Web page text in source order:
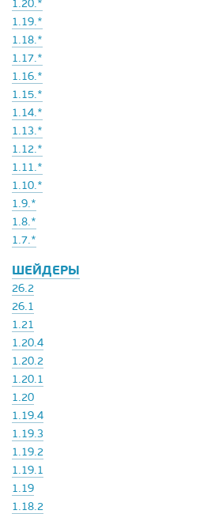
1.20.*
1.19.*
1.18.*
1.17.*
1.16.*
1.15.*
1.14.*
1.13.*
1.12.*
1.11.*
1.10.*
1.9.*
1.8.*
1.7.*
ШЕЙДЕРЫ
26.2
26.1
1.21
1.20.4
1.20.2
1.20.1
1.20
1.19.4
1.19.3
1.19.2
1.19.1
1.19
1.18.2